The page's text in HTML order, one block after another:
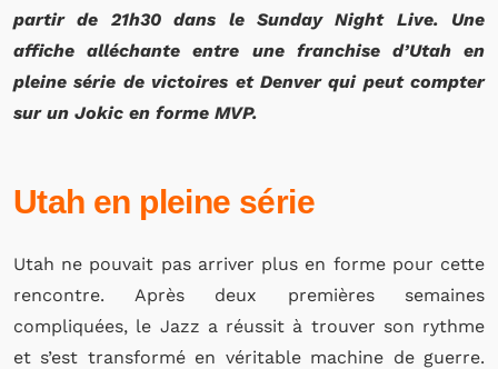
partir de 21h30 dans le Sunday Night Live. Une
affiche alléchante entre une franchise d’Utah en
pleine série de victoires et Denver qui peut compter
sur un Jokic en forme MVP.
Utah en pleine série
Utah ne pouvait pas arriver plus en forme pour cette
rencontre. Après deux premières semaines
compliquées, le Jazz a réussit à trouver son rythme
et s’est transformé en véritable machine de guerre.